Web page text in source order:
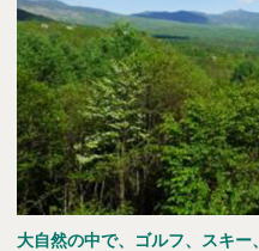
大自然の中で、ゴルフ、スキ
海外事業（ハワ
海外事業（フィ
売りたい